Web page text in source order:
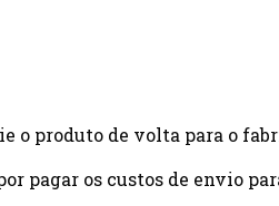
o produto de volta para o
pagar os custos de envio